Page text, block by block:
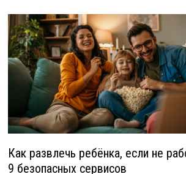
Как развлечь ребёнка, если не
9 безопасных сервисов